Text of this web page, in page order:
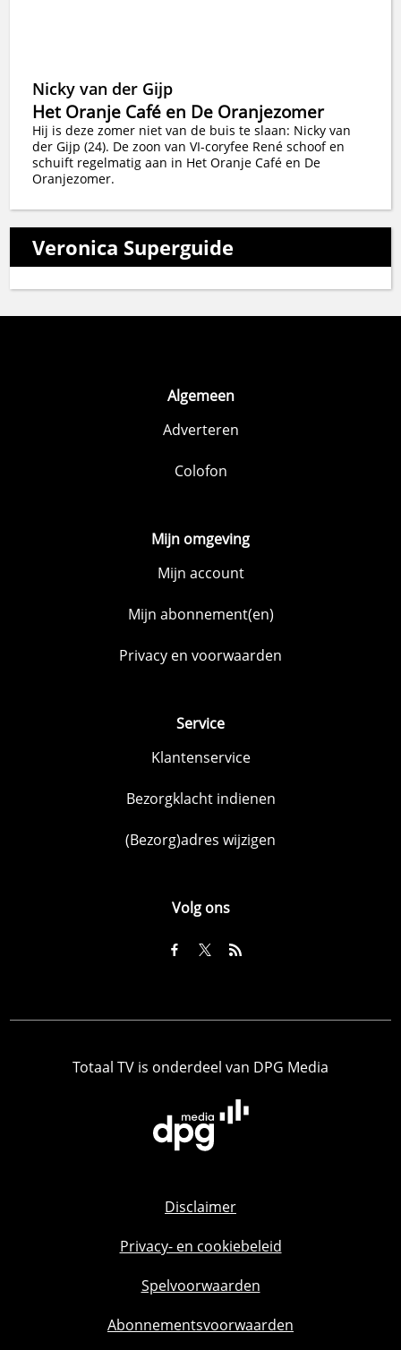
Nicky van der Gijp
Het Oranje Café en De Oranjezomer
Hij is deze zomer niet van de buis te slaan: Nicky van
der Gijp (24). De zoon van VI-coryfee René schoof en
schuift regelmatig aan in Het Oranje Café en De
Oranjezomer.
Veronica Superguide
Algemeen
Adverteren
Colofon
Mijn omgeving
Mijn account
Mijn abonnement(en)
Privacy en voorwaarden
Service
Klantenservice
Bezorgklacht indienen
(Bezorg)adres wijzigen
Volg ons
Totaal TV is onderdeel van DPG Media
Disclaimer
Privacy- en cookiebeleid
Spelvoorwaarden
Abonnementsvoorwaarden